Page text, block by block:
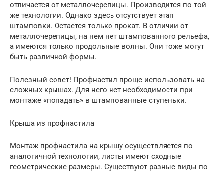
отличается от металлочерепицы. Производится по той
же технологии. Однако здесь отсутствует этап
штамповки. Остается только прокат. В отличии от
металлочерепицы, на нем нет штампованного рельефа,
а имеются только продольные волны. Они тоже могут
быть различной формы.
Полезный совет! Профнастил проще использовать на
сложных крышах. Для него нет необходимости при
монтаже «попадать» в штампованные ступеньки.
Крыша из профнастила
Монтаж профнастила на крышу осуществляется по
аналогичной технологии, листы имеют сходные
геометрические размеры. Существуют разные виды по